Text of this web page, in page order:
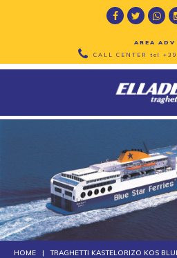
AREA ADV
CALL CENTER tel
HOME TRAGHETTI KASTELORIZO KOS